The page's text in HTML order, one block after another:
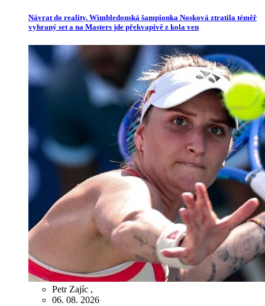
Návrat do reality. Wimbledonská šampionka Nosková ztratila téměř
vyhraný set a na Masters jde překvapivě z kola ven
Petr Zajíc ,
06. 08. 2026